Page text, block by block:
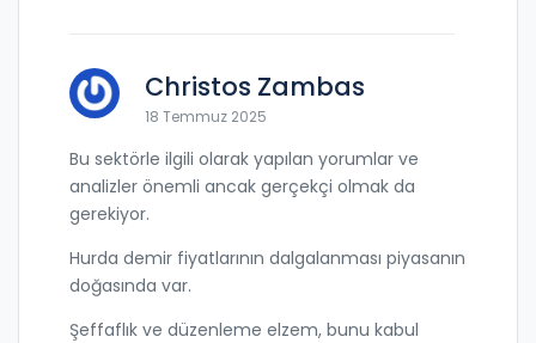
Christos Zambas
18 Temmuz 2025
Bu sektörle ilgili olarak yapılan yorumlar ve
analizler önemli ancak gerçekçi olmak da
gerekiyor.
Hurda demir fiyatlarının dalgalanması piyasanın
doğasında var.
Şeffaflık ve düzenleme elzem, bunu kabul